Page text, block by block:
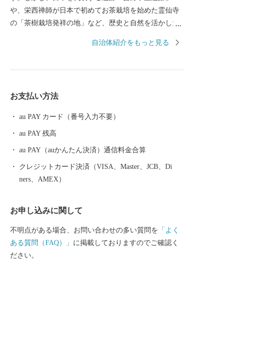
や、栄西禅師が日本で初めてお茶栽培を始めた霊仙寺
の「茶樹栽培発祥の地」など、歴史と自然を活かした
はじめとした農産物、また、交通アクセスの良さを活
自治体紹介をもっと見る
お支払い方法
au PAY カード（番号入力不要）
au PAY 残高
au PAY（auかんたん決済）通信料金合算
クレジットカード決済（VISA、Master、JCB、Di
ners、AMEX）
お申し込みに関して
不明点がある場合、お問い合わせの多い質問を 「よく
ある質問（FAQ）」 に掲載しておりますのでご確認く
ださい。